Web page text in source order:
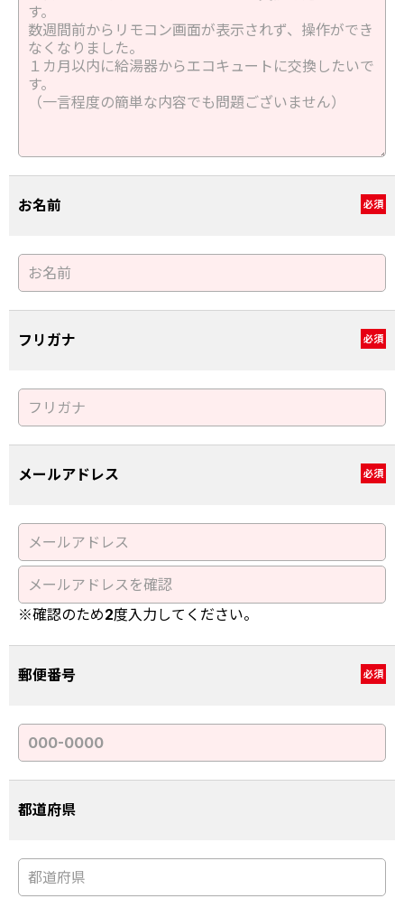
お名前 必須
フリガナ 必須
メールアドレス 必須
※確認のため2度入力してください。
郵便番号 必須
都道府県